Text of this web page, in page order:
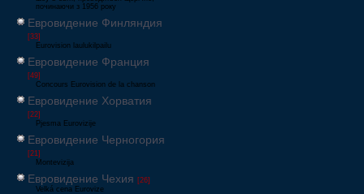
починаючи з 1956 року
Евровидение Финляндия
[33]
Eurovision laulukilpailu
Евровидение Франция
[49]
Concours Eurovision de la chanson
Евровидение Хорватия
[22]
Pjesma Eurovizije
Евровидение Черногория
[21]
Montevizija
Евровидение Чехия [26]
Velká cena Eurovize